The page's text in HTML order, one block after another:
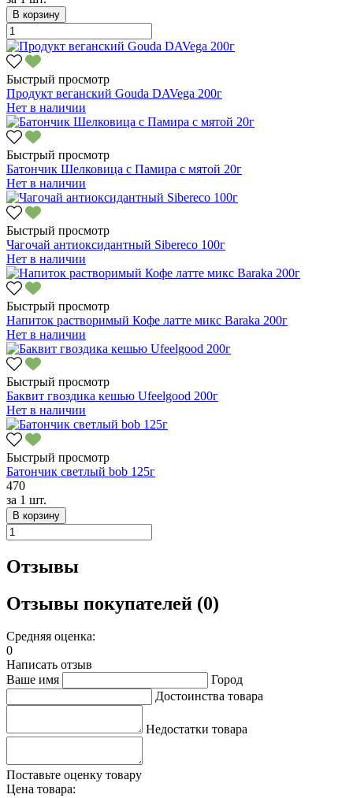
В корзину
Быстрый просмотр
Продукт веганский Gouda DAVega 200г
Нет в наличии
Быстрый просмотр
Батончик Шелковица с Памира с мятой 20г
Нет в наличии
Быстрый просмотр
Чагочай антиоксидантный Sibereco 100г
Нет в наличии
Быстрый просмотр
Напиток растворимый Кофе латте микс Baraka 200г
Нет в наличии
Быстрый просмотр
Баквит гвоздика кешью Ufeelgood 200г
Нет в наличии
Быстрый просмотр
Батончик светлый bob 125г
470
за 1 шт.
В корзину
Отзывы
Отзывы покупателей (0)
Средняя оценка:
0
Написать отзыв
Ваше имя
Город
Достоинства товара
Недостатки товара
Поставьте оценку товару
Цена товара: